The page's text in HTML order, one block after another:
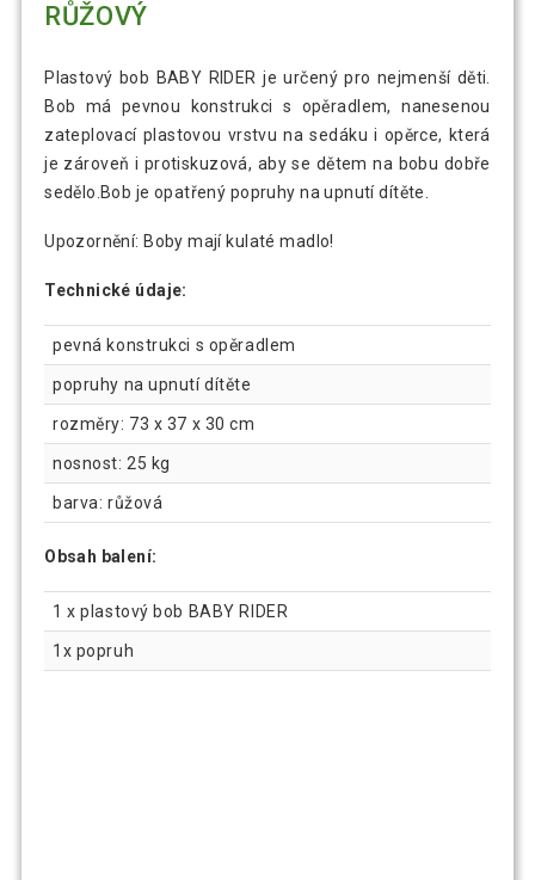
RŮŽOVÝ
Plastový bob BABY RIDER je určený pro nejmenší děti.
Bob má pevnou konstrukci s opěradlem, nanesenou
zateplovací plastovou vrstvu na sedáku i opěrce, která
je zároveň i protiskuzová, aby se dětem na bobu dobře
sedělo.Bob je opatřený popruhy na upnutí dítěte.
Upozornění: Boby mají kulaté madlo!
Technické údaje:
pevná konstrukci s opěradlem
popruhy na upnutí dítěte
rozměry: 73 x 37 x 30 cm
nosnost: 25 kg
barva: růžová
Obsah balení:
1 x plastový bob BABY RIDER
1x popruh